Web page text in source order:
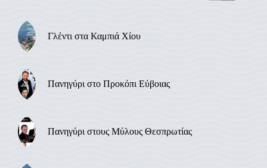
Γλέντι στα Καμπιά Χίου
Πανηγύρι στο Προκόπι Εύβοιας
Πανηγύρι στους Μύλους Θεσπρωτίας